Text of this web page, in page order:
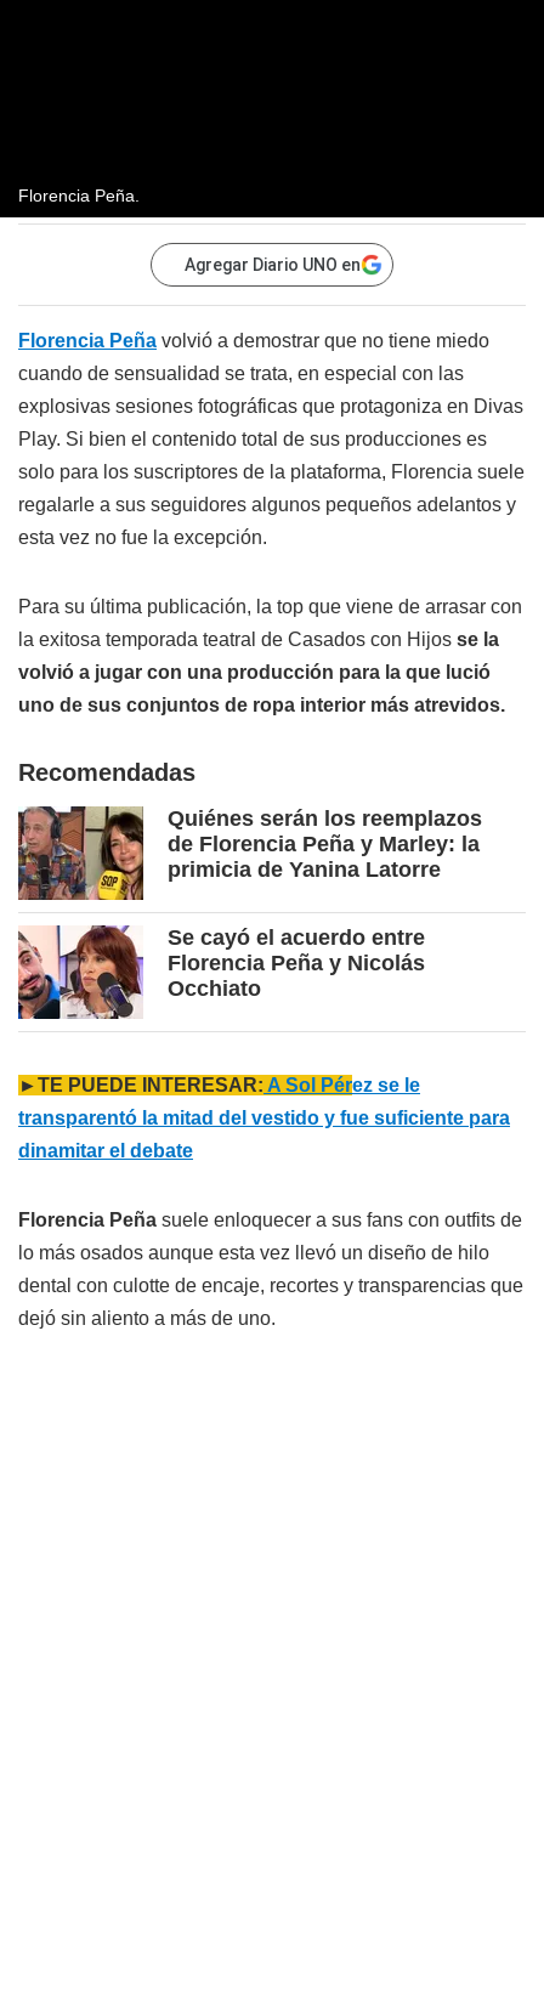
Florencia Peña.
Agregar Diario UNO en
Florencia Peña volvió a demostrar que no tiene miedo
cuando de sensualidad se trata, en especial con las
explosivas sesiones fotográficas que protagoniza en Divas
Play. Si bien el contenido total de sus producciones es
solo para los suscriptores de la plataforma, Florencia suele
regalarle a sus seguidores algunos pequeños adelantos y
esta vez no fue la excepción.
Para su última publicación, la top que viene de arrasar con
la exitosa temporada teatral de Casados con Hijos se la
volvió a jugar con una producción para la que lució
uno de sus conjuntos de ropa interior más atrevidos.
Recomendadas
Quiénes serán los reemplazos
de Florencia Peña y Marley: la
primicia de Yanina Latorre
Se cayó el acuerdo entre
Florencia Peña y Nicolás
Occhiato
►TE PUEDE INTERESAR: A Sol Pérez se le
transparentó la mitad del vestido y fue suficiente para
dinamitar el debate
Florencia Peña suele enloquecer a sus fans con outfits de
lo más osados aunque esta vez llevó un diseño de hilo
dental con culotte de encaje, recortes y transparencias que
dejó sin aliento a más de uno.